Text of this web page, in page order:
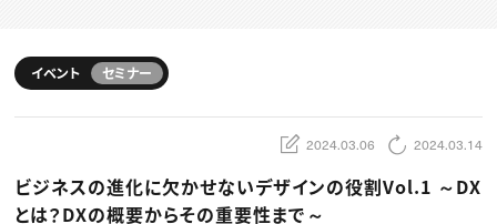
スキルアップしたい！ トップ
デザイン
動画配信・映像制作
ディレクション
業界解説・キャリア事情
お役立ち基礎知識
TOP Creator’s コラム
ゲームクリエイター
映像クリエイター
マーケッター
ニュース・トレンド
イベント セミナー
2024.03.06 2024.03.14
ビジネスの進化に欠かせないデザインの役割Vol.1 ～DX
とは？DXの概要からその重要性まで～